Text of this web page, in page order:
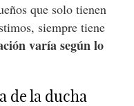
que solo tienen
siempre tiene
varía según lo
de la ducha